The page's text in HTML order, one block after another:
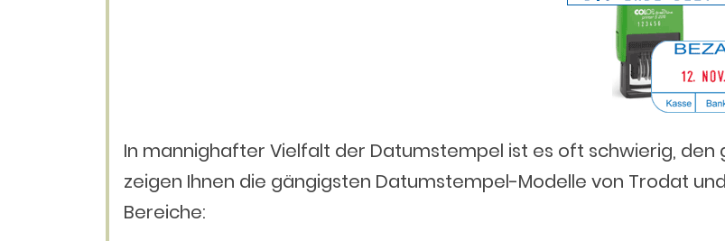
In mannighafter Vielfalt der Datumstempel ist es oft schwierig, den
zeigen Ihnen die gängigsten Datumstempel-Modelle von Trodat
Bereiche: